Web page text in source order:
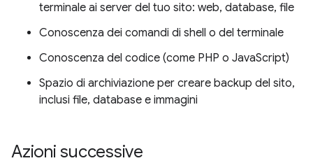
terminale ai server del tuo sito: web, database, file
Conoscenza dei comandi di shell o del terminale
Conoscenza del codice (come PHP o JavaScript)
Spazio di archiviazione per creare backup del sito,
inclusi file, database e immagini
Azioni successive